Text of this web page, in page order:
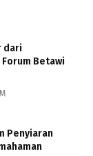
dari
Betawi
Penyiaran